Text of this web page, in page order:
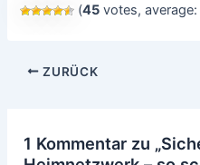
(45 votes,
Beitragsnavigation
ZURÜCK
1 Kommentar zu